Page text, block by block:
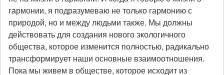
гармонии, я подразумеваю не только гармонию с
природой, но и между людьми также. Мы должны
действовать для создания нового экологичного
общества, которое изменится полностью, радикально
трансформирует наши основные взаимоотношения.
Пока мы живем в обществе, которое исходит из